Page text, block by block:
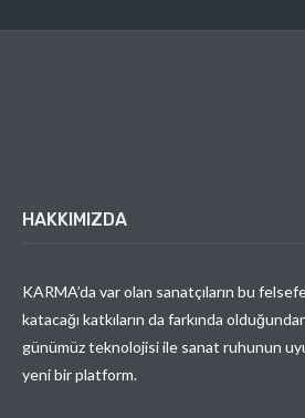
HAKKIMIZDA
KARMA’da var olan sanatçıların bu
katacağı katkıların da farkında
günümüz teknolojisi ile sanat ruhunun
yeni bir platform.